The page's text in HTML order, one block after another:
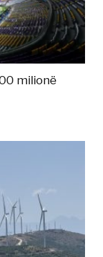
milionë